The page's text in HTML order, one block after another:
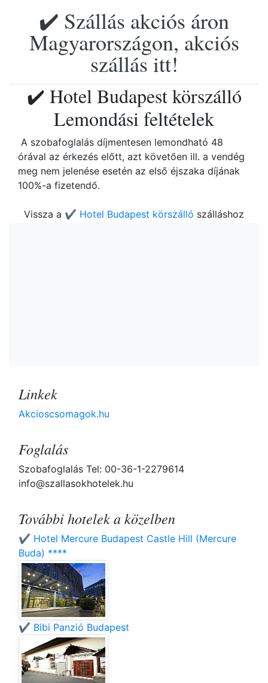
✔️ Szállás akciós áron
Magyarországon, akciós
szállás itt!
✔️ Hotel Budapest körszálló
Lemondási feltételek
A szobafoglalás díjmentesen lemondható 48
órával az érkezés előtt, azt követően ill. a vendég
meg nem jelenése esetén az első éjszaka díjának
100%-a fizetendő.
Vissza a ✔️ Hotel Budapest körszálló szálláshoz
Linkek
Akcioscsomagok.hu
Foglalás
Szobafoglalás Tel: 00-36-1-2279614
info@szallasokhotelek.hu
További hotelek a közelben
✔️ Hotel Mercure Budapest Castle Hill (Mercure
Buda) ****
✔️ Bibi Panzió Budapest